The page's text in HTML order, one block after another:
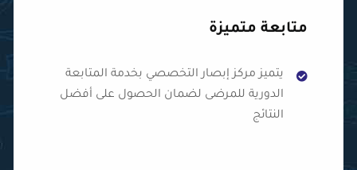
متابعة متميزة
يتميز مركز إبصار التخصصي بخدمة المتابعة
الدورية للمرضى لضمان الحصول على أفضل
النتائج